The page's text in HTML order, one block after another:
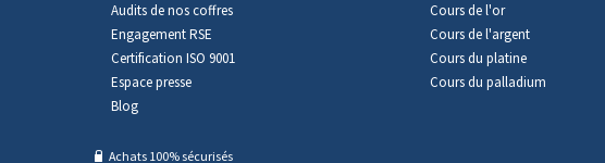
Audits de nos coffres
Engagement RSE
Certification ISO 9001
Espace presse
Blog
Cours de l'or
Cours de l'argent
Cours du platine
Cours du palladium
Achats 100% sécurisés